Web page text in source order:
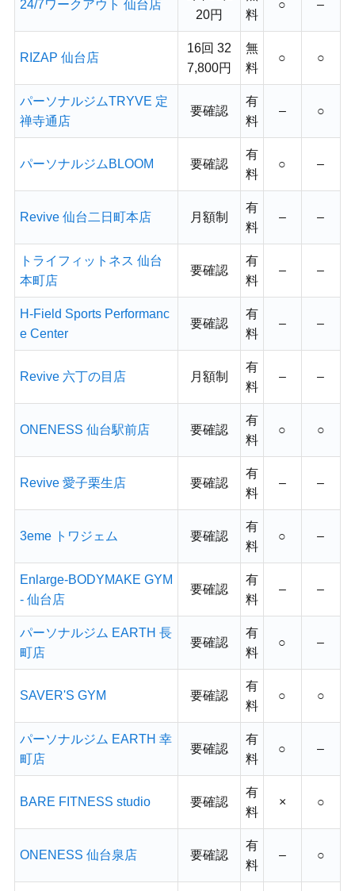
24/7ワークアウト 仙台店
20円
料
○ –
RIZAP 仙台店
16回 32
7,800円
無
料
○ ○
パーソナルジムTRYVE 定
禅寺通店
要確認
有
料
– ○
パーソナルジムBLOOM 要確認
有
料
○ –
Revive 仙台二日町本店 月額制
有
料
– –
トライフィットネス 仙台
本町店
要確認
有
料
– –
H-Field Sports Performanc
e Center
要確認
有
料
– –
Revive 六丁の目店 月額制
有
料
– –
ONENESS 仙台駅前店 要確認
有
料
○ ○
Revive 愛子栗生店 要確認
有
料
– –
3eme トワジェム 要確認
有
料
○ –
Enlarge-BODYMAKE GYM
- 仙台店
要確認
有
料
– –
パーソナルジム EARTH 長
町店
要確認
有
料
○ –
SAVER'S GYM 要確認
有
料
○ ○
パーソナルジム EARTH 幸
町店
要確認
有
料
○ –
BARE FITNESS studio 要確認
有
料
× ○
ONENESS 仙台泉店 要確認
有
料
– ○